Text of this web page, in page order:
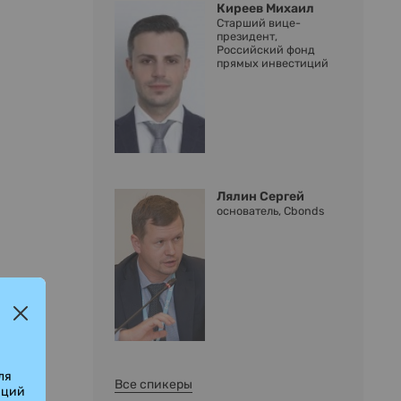
Киреев Михаил
Старший вице-
президент,
Российский фонд
прямых инвестиций
Лялин Сергей
основатель, Cbonds
Все спикеры